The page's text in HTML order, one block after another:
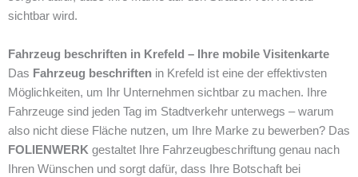
sichtbar wird.
Fahrzeug beschriften in Krefeld – Ihre mobile Visitenkarte
Das Fahrzeug beschriften in Krefeld ist eine der effektivsten
Möglichkeiten, um Ihr Unternehmen sichtbar zu machen. Ihre
Fahrzeuge sind jeden Tag im Stadtverkehr unterwegs – warum
also nicht diese Fläche nutzen, um Ihre Marke zu bewerben? Das
FOLIENWERK gestaltet Ihre Fahrzeugbeschriftung genau nach
Ihren Wünschen und sorgt dafür, dass Ihre Botschaft bei